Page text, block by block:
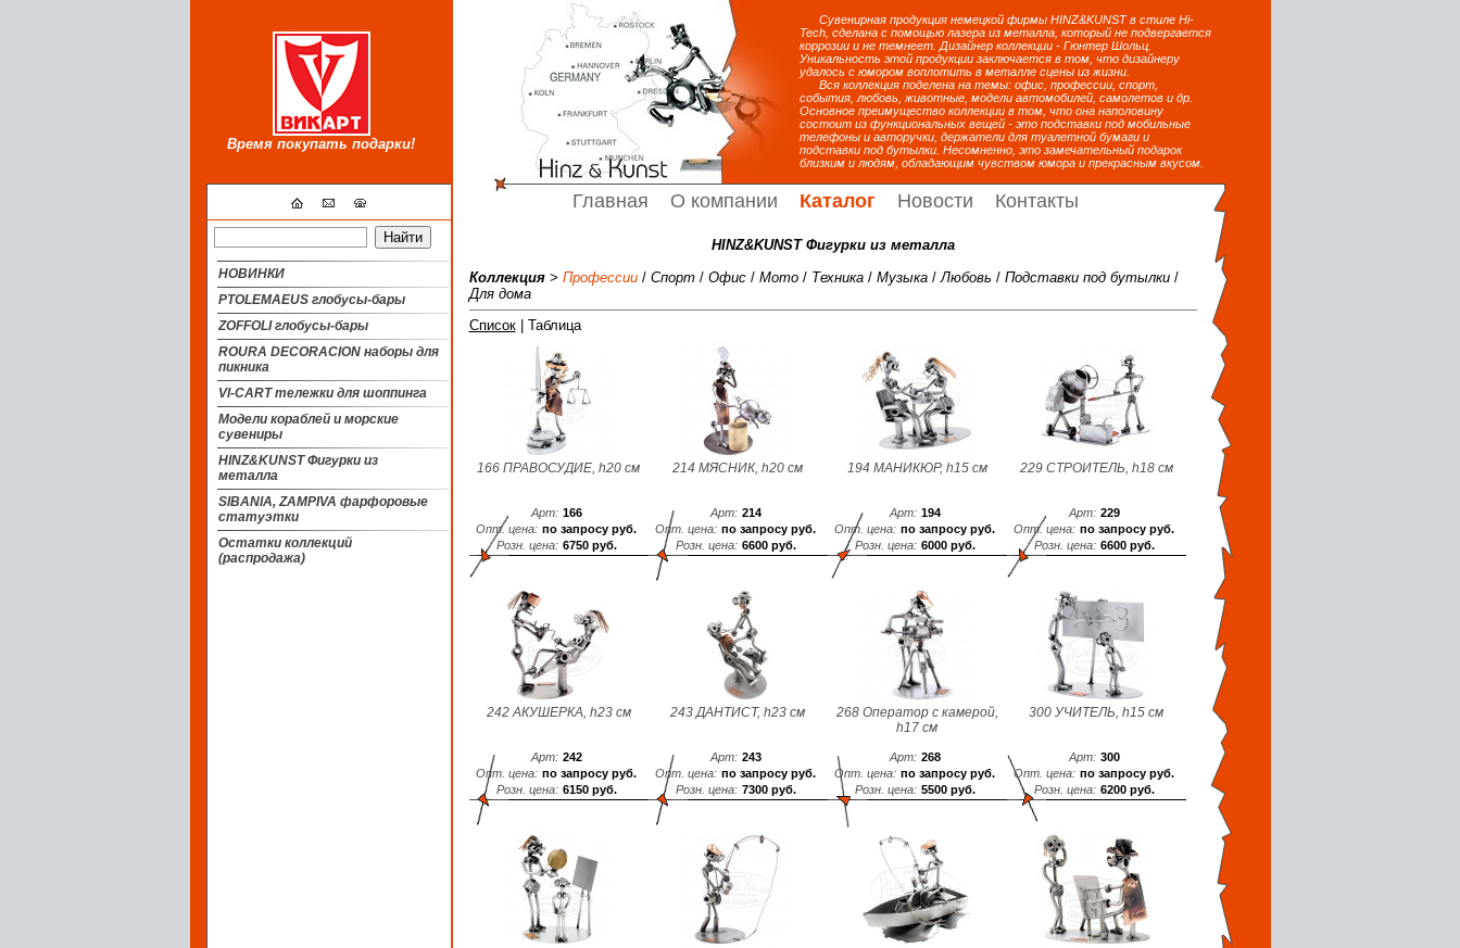
Время покупать подарки!
Сувенирная продукция немецкой фирмы HINZ&KUNST в стиле Hi-
Tech, сделана с помощью лазера из металла, который не подвергается
коррозии и не темнеет. Дизайнер коллекции - Гюнтер Шольц.
Уникальность этой продукции заключается в том, что дизайнеру
удалось с юмором воплотить в металле сцены из жизни.
Вся коллекция поделена на темы: офис, профессии, спорт,
события, любовь, животные, модели автомобилей, самолетов и др.
Основное преимущество коллекции в том, что она наполовину
состоит из функциональных вещей - это подставки под мобильные
телефоны и авторучки, держатели для туалетной бумаги и
подставки под бутылки. Несомненно, это замечательный подарок
близким и людям, обладающим чувством юмора и прекрасным вкусом.
Главная О компании Каталог Новости Контакты
НОВИНКИ
PTOLEMAEUS глобусы-бары
ZOFFOLI глобусы-бары
ROURA DECORACION наборы для
пикника
VI-CART тележки для шоппинга
Модели кораблей и морские
сувениры
HINZ&KUNST Фигурки из
металла
SIBANIA, ZAMPIVA фарфоровые
статуэтки
Остатки коллекций
(распродажа)
HINZ&KUNST Фигурки из металла
Коллекция> Профессии/ Спорт/ Офис/ Мото/ Техника/ Музыка/Любовь / Подставки под бутылки/
Для дома
Список| Таблица
166 ПРАВОСУДИЕ, h20 см
Арт: 166
Опт. цена: по запросу руб.
Розн. цена: 6750 руб.
214 МЯСНИК, h20 см
Арт: 214
Опт. цена: по запросу руб.
Розн. цена: 6600 руб.
194 МАНИКЮР, h15 см
Арт: 194
Опт. цена: по запросу руб.
Розн. цена: 6000 руб.
229 СТРОИТЕЛЬ, h18 см
Арт: 229
Опт. цена: по запросу руб.
Розн. цена: 6600 руб.
242 АКУШЕРКА, h23 см
Арт: 242
Опт. цена: по запросу руб.
Розн. цена: 6150 руб.
243 ДАНТИСТ, h23 см
Арт: 243
Опт. цена: по запросу руб.
Розн. цена: 7300 руб.
268 Оператор с камерой,
h17 см
Арт: 268
Опт. цена: по запросу руб.
Розн. цена: 5500 руб.
300 УЧИТЕЛЬ, h15 см
Арт: 300
Опт. цена: по запросу руб.
Розн. цена: 6200 руб.